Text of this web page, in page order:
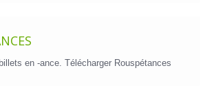
en -ance. Télécharger Rouspétances